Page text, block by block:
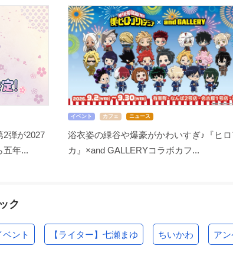
2弾が2027
五年...
イベント カフェ ニュース
浴衣姿の緑谷や爆豪がかわいすぎ♪『ヒロ
カ』×and GALLERYコラボカフ...
ク
ベント 【ライター】七瀬まゆ ちいかわ ア